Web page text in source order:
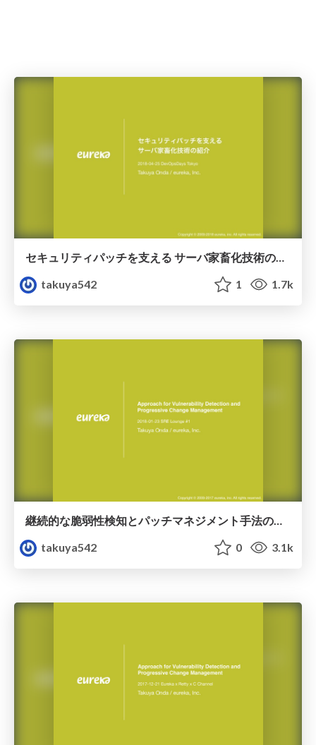
セキュリティパッチを支える サーバ家畜化技術の紹介
takuya542
1 1.7k
継続的な脆弱性検知とパッチマネジメント手法の紹介
takuya542
0 3.1k